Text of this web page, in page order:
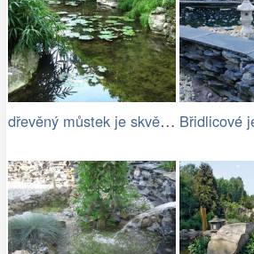
dřevěný můstek je skvělým doplňkem… Břidlicové